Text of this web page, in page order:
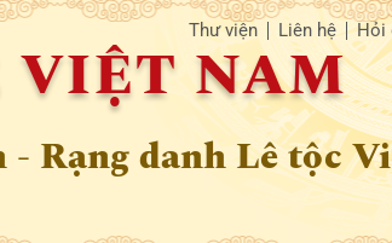
Thư viện Liên hệ Hỏi
VIỆT NAM
Rạng danh Lê tộc